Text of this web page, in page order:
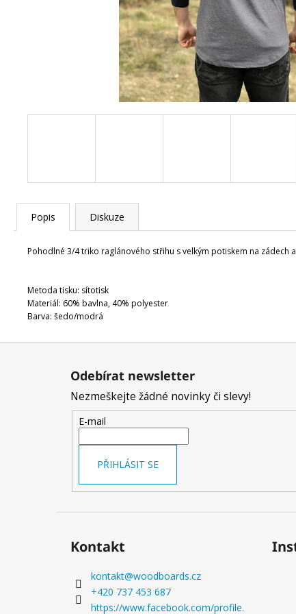
Popis Diskuze
Pohodlné 3/4 triko raglánového střihu s velkým potiskem na zádech
Metoda tisku: sítotisk
Materiál: 60% bavlna, 40% polyester
Barva: šedo/modrá
SET - BALANČNÍ DESKA WOODBOARDS
ORIGINAL KOMPLET + REHABO 360
SAMOSTATNĚFITNESS DO VAŠEHO
OBYTNÉHO PROSTORU A TĚLO, KTERÉ
FUNGUJE KONEČNĚ JAKO CELEK
Původně:6 280 Kč
Z
Odebírat newsletter
Nezmeškejte žádné novinky či slevy!
E-mail
PŘIHLÁSIT SE
Kontakt
kontakt@woodboards.cz
+420 737 453 687
https://www.facebook.com/profile.